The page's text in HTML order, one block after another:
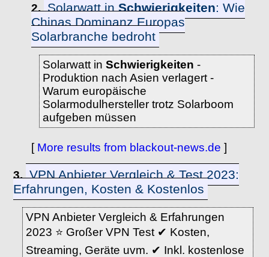
2. Solarwatt inSchwierigkeiten: Wie
Chinas Dominanz Europas
Solarbranche bedroht
Solarwatt inSchwierigkeiten -
Produktion nach Asien verlagert -
Warum europäische
Solarmodulhersteller trotz Solarboom
aufgeben müssen
[ More results from blackout-news.de ]
3. VPN Anbieter Vergleich & Test 2023:
Erfahrungen, Kosten & Kostenlos
VPN Anbieter Vergleich & Erfahrungen
2023 ⭐️ Großer VPN Test ✔ Kosten,
Streaming, Geräte uvm. ✔ Inkl. kostenlose